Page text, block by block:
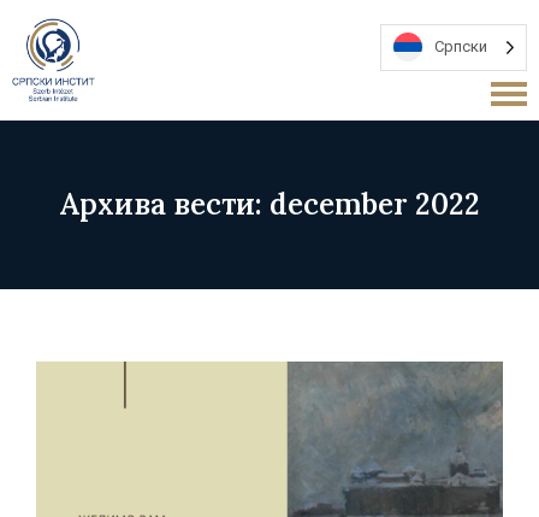
Српски
Архива вести: december 2022